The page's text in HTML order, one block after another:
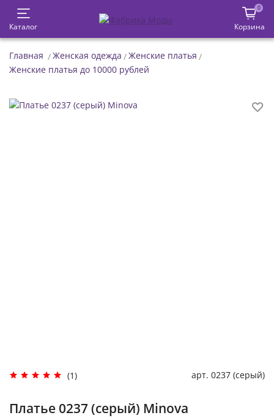
Каталог
0
Корзина
Главная Женская одежда
Женские платья
Женские платья до 10000 рублей
(1) арт. 0237 (серый)
Платье 0237 (серый) Minova